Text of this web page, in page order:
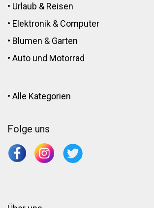
• Urlaub & Reisen
• Elektronik & Computer
• Blumen & Garten
• Auto und Motorrad
• Alle Kategorien
Folge uns